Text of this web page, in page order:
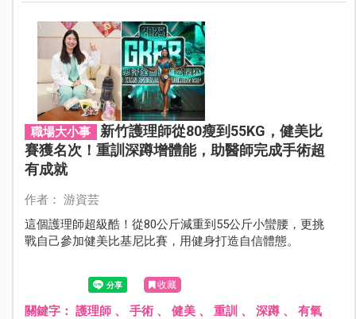
職場大小事
新竹護理師從80瘦到55KG，健美比
賽獲名次！重訓深蹲增體能，助醫師完成手術超
有成就
作者： 游資芸
這個護理師超級酷！從80公斤減重到55公斤小蠻腰，更挑
戰自己參加健美比基尼比賽，用健身打造自信體態。
收藏
關鍵字： 護理師、 手術、 健美、 重訓 、 深蹲、 有氧